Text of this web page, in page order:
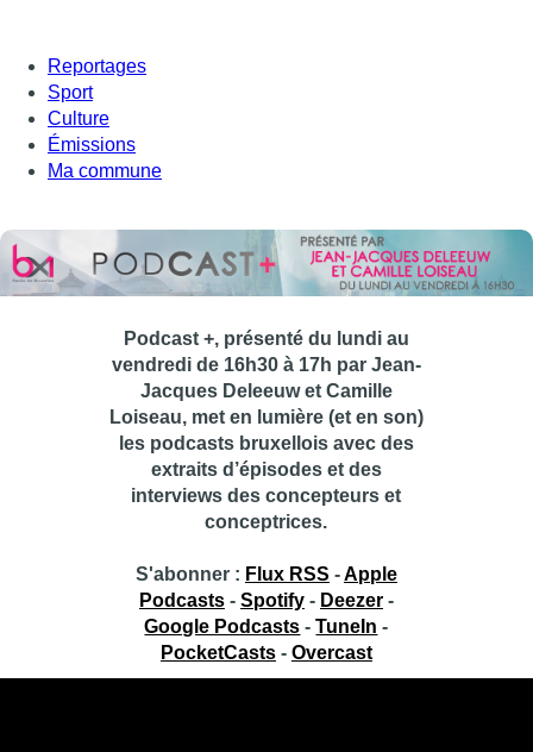
Reportages
Sport
Culture
Émissions
Ma commune
Podcast +, présenté du lundi au
vendredi de 16h30 à 17h par Jean-
Jacques Deleeuw et Camille
Loiseau, met en lumière (et en son)
les podcasts bruxellois avec des
extraits d’épisodes et des
interviews des concepteurs et
conceptrices.
S'abonner : Flux RSS -Apple
Podcasts- Spotify- Deezer-
Google Podcasts -TuneIn -
PocketCasts- Overcast